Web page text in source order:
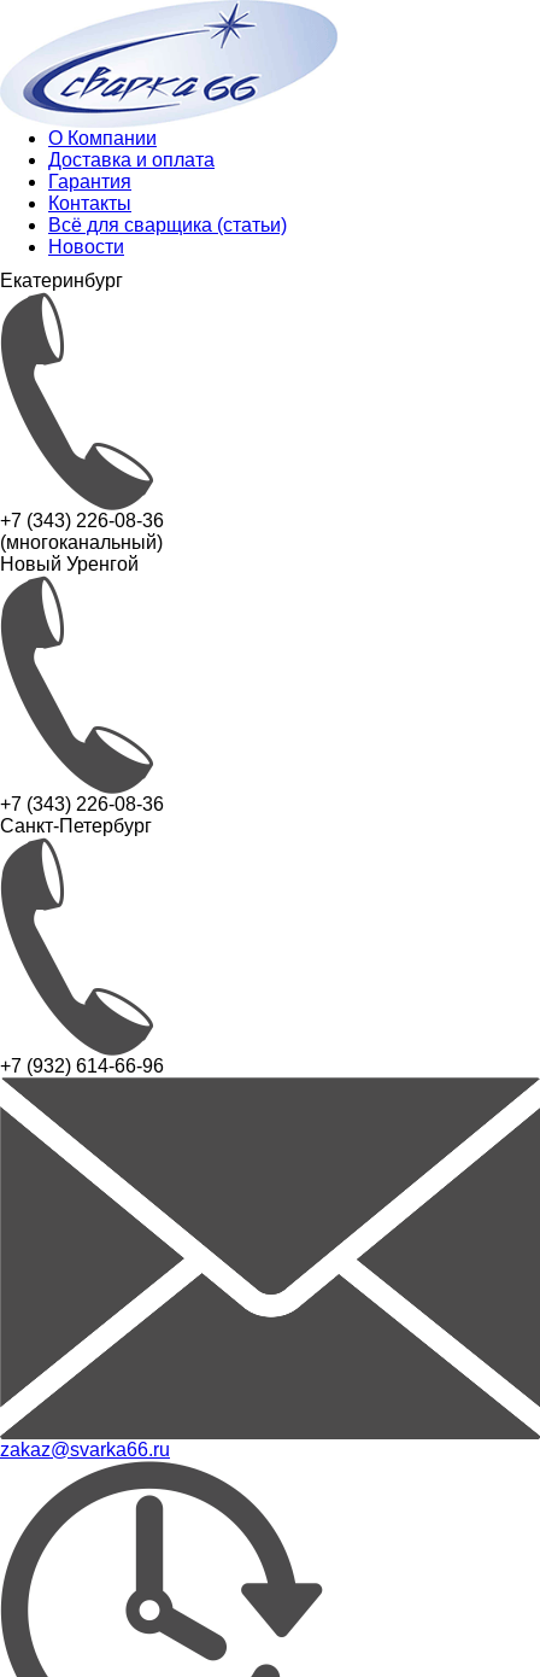
О Компании
Доставка и оплата
Гарантия
Контакты
Всё для сварщика (статьи)
Новости
Екатеринбург
+7 (343) 226-08-36
(многоканальный)
Новый Уренгой
+7 (343) 226-08-36
Санкт-Петербург
+7 (932) 614-66-96
zakaz@svarka66.ru